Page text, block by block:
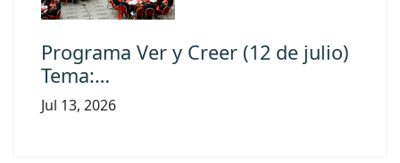
Programa Ver y Creer (12 de julio)
Tema:…
Jul 13, 2026